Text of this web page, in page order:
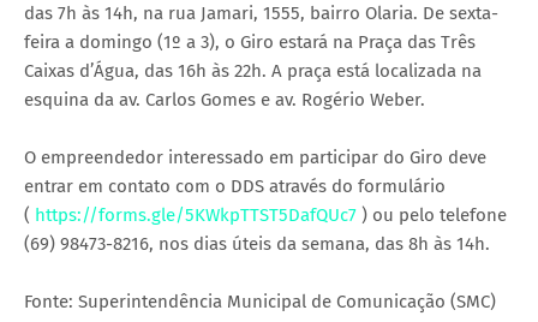
das 7h às 14h, na rua Jamari, 1555, bairro Olaria. De sexta-
feira a domingo (1º a 3), o Giro estará na Praça das Três
Caixas d’Água, das 16h às 22h. A praça está localizada na
esquina da av. Carlos Gomes e av. Rogério Weber.
O empreendedor interessado em participar do Giro deve
entrar em contato com o DDS através do formulário
( https://forms.gle/5KWkpTTST5DafQUc7 ) ou pelo telefone
(69) 98473-8216, nos dias úteis da semana, das 8h às 14h.
Fonte: Superintendência Municipal de Comunicação (SMC)